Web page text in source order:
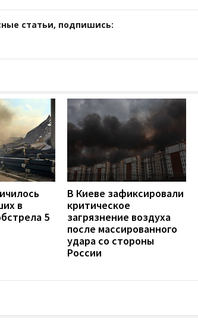
статьи, подпишись:
в
5
В Киеве зафиксировали
критическое
загрязнение воздуха
после массированного
удара со стороны
России